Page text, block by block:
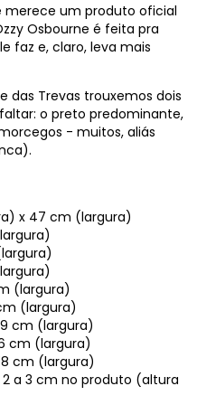
um produto oficial
Osbourne é feita pra
faz e, claro, leva mais
das Trevas trouxemos dois
o preto predominante,
- muitos, aliás
x 47 cm (largura)
(largura)
(largura)
cm (largura)
cm (largura)
cm (largura)
a 3 cm no produto (altura